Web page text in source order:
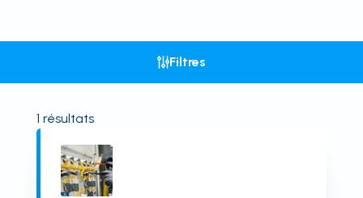
Filtres
1 résultats